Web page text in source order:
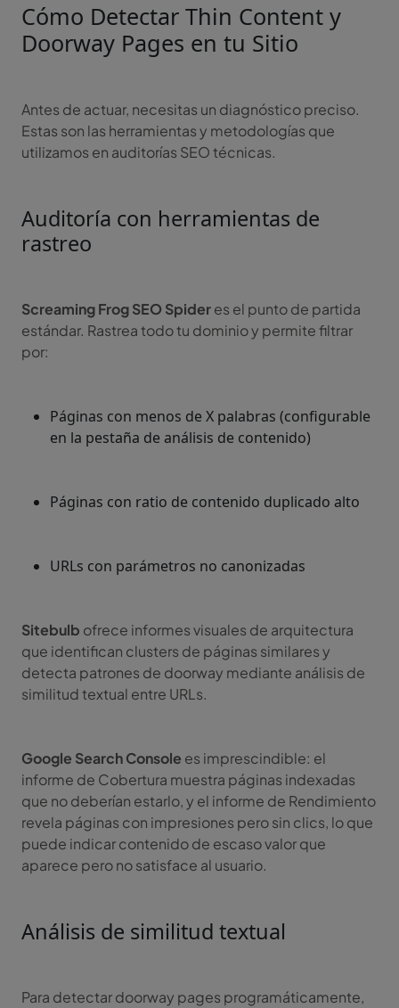
Cómo Detectar Thin Content y
Doorway Pages en tu Sitio
Antes de actuar, necesitas un diagnóstico preciso.
Estas son las herramientas y metodologías que
utilizamos en auditorías SEO técnicas.
Auditoría con herramientas de
rastreo
Screaming Frog SEO Spideres el punto de partida
estándar. Rastrea todo tu dominio y permite filtrar
por:
Páginas con menos de X palabras (configurable
en la pestaña de análisis de contenido)
Páginas con ratio de contenido duplicado alto
URLs con parámetros no canonizadas
Sitebulb ofrece informes visuales de arquitectura
que identifican clusters de páginas similares y
detecta patrones de doorway mediante análisis de
similitud textual entre URLs.
Google Search Console es imprescindible: el
informe de Cobertura muestra páginas indexadas
que no deberían estarlo, y el informe de Rendimiento
revela páginas con impresiones pero sin clics, lo que
puede indicar contenido de escaso valor que
aparece pero no satisface al usuario.
Análisis de similitud textual
Para detectar doorway pages programáticamente,